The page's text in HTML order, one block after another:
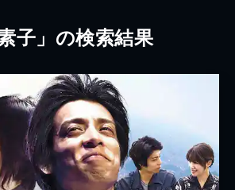
子」の検索結果